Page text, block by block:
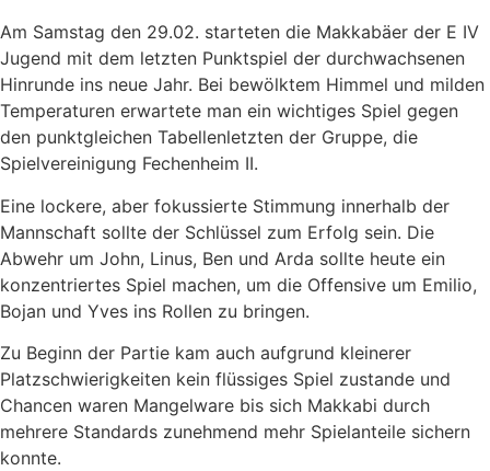
Am Samstag den 29.02. starteten die Makkabäer der E IV
Jugend mit dem letzten Punktspiel der durchwachsenen
Hinrunde ins neue Jahr. Bei bewölktem Himmel und milden
Temperaturen erwartete man ein wichtiges Spiel gegen
den punktgleichen Tabellenletzten der Gruppe, die
Spielvereinigung Fechenheim II.
Eine lockere, aber fokussierte Stimmung innerhalb der
Mannschaft sollte der Schlüssel zum Erfolg sein. Die
Abwehr um John, Linus, Ben und Arda sollte heute ein
konzentriertes Spiel machen, um die Offensive um Emilio,
Bojan und Yves ins Rollen zu bringen.
Zu Beginn der Partie kam auch aufgrund kleinerer
Platzschwierigkeiten kein flüssiges Spiel zustande und
Chancen waren Mangelware bis sich Makkabi durch
mehrere Standards zunehmend mehr Spielanteile sichern
konnte.